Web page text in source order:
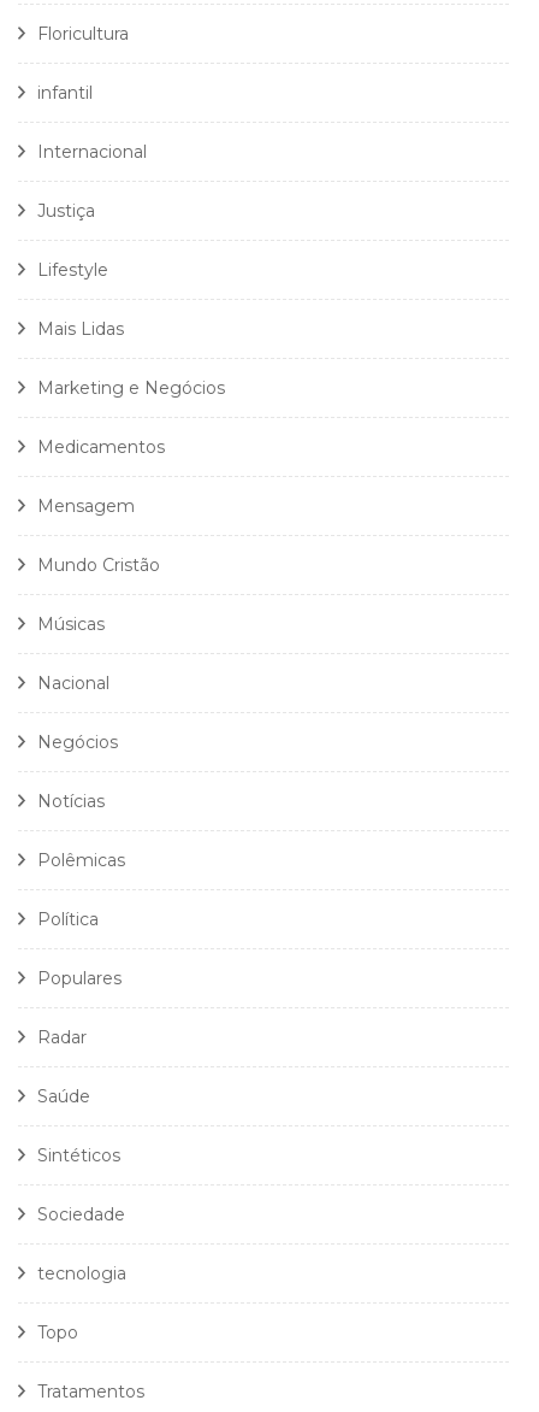
Floricultura
infantil
Internacional
Justiça
Lifestyle
Mais Lidas
Marketing e Negócios
Medicamentos
Mensagem
Mundo Cristão
Músicas
Nacional
Negócios
Notícias
Polêmicas
Política
Populares
Radar
Saúde
Sintéticos
Sociedade
tecnologia
Topo
Tratamentos